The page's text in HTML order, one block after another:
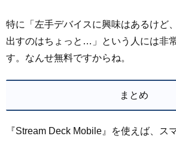
特に「左手デバイスに興味はあるけど
出すのはちょっと…」という人には非
す。なんせ無料ですからね。
まとめ
『Stream Deck Mobile』を使えば、ス